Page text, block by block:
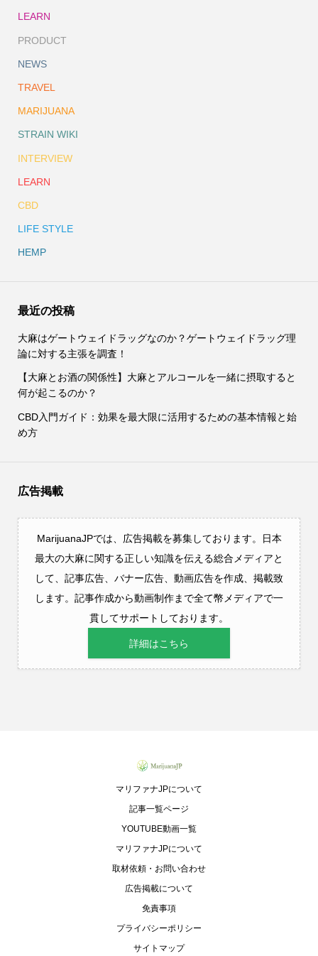
LEARN
PRODUCT
NEWS
TRAVEL
MARIJUANA
STRAIN WIKI
INTERVIEW
LEARN
CBD
LIFE STYLE
HEMP
最近の投稿
大麻はゲートウェイドラッグなのか？ゲートウェイドラッグ理
論に対する主張を調査！
【大麻とお酒の関係性】大麻とアルコールを一緒に摂取すると
何が起こるのか？
CBD入門ガイド：効果を最大限に活用するための基本情報と始
め方
広告掲載
MarijuanaJPでは、広告掲載を募集しております。日本
最大の大麻に関する正しい知識を伝える総合メディアと
して、記事広告、バナー広告、動画広告を作成、掲載致
します。記事作成から動画制作まで全て幣メディアで一
貫してサポートしております。
詳細はこちら
マリファナJPについて
記事一覧ページ
YOUTUBE動画一覧
マリファナJPについて
取材依頼・お問い合わせ
広告掲載について
免責事項
プライバシーポリシー
サイトマップ